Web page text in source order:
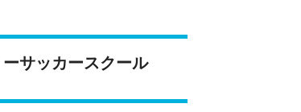
サッカースクール